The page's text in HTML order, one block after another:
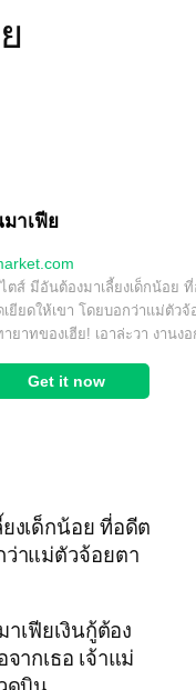
งเด็กน้อย ที่อดีต
ว่าแม่ตัวจ้อยตา
าเฟียเงินกู้ต้อง
ากเธอ เจ้าแม่